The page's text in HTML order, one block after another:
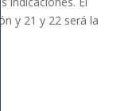
y 21 y 22 será la